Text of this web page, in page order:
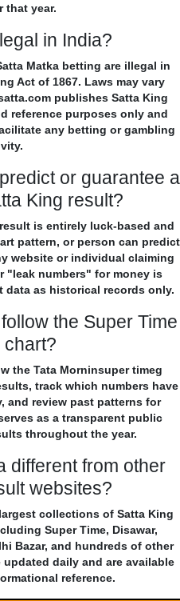
that year.
in India?
Matka betting are illegal in
Act of 1867. Laws may vary
publishes Satta King
reference purposes only and
any betting or gambling
or guarantee a
King result?
is entirely luck-based and
pattern, or person can predict
website or individual claiming
"leak numbers" for money is
data as historical records only.
the Super Time
chart?
the Tata Morninsuper timeg
track which numbers have
and review past patterns for
as a transparent public
throughout the year.
different from other
websites?
collections of Satta King
Super Time, Disawar,
Bazar, and hundreds of other
daily and are available
reference.